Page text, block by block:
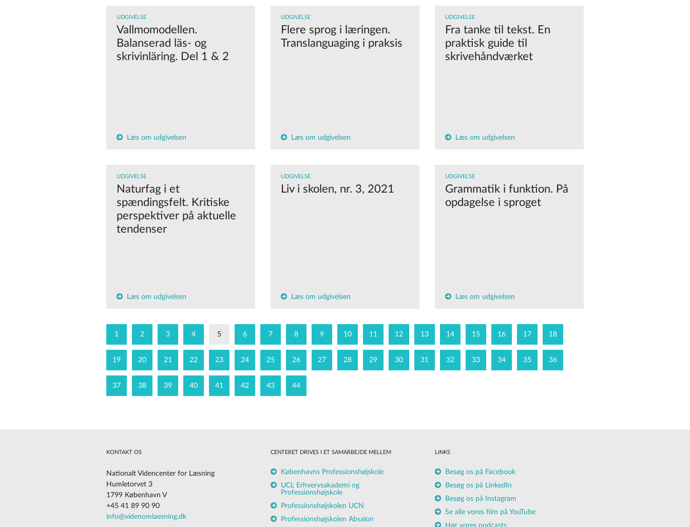
UDGIVELSE
Vallmomodellen.
Balanserad läs- og
skrivinläring. Del 1 & 2
Læs om udgivelsen
UDGIVELSE
Flere sprog i læringen.
Translanguaging i praksis
Læs om udgivelsen
UDGIVELSE
Fra tanke til tekst. En
praktisk guide til
skrivehåndværket
Læs om udgivelsen
UDGIVELSE
Naturfag i et
spændingsfelt. Kritiske
perspektiver på aktuelle
tendenser
Læs om udgivelsen
UDGIVELSE
Liv i skolen, nr. 3, 2021
Læs om udgivelsen
UDGIVELSE
Grammatik i funktion. På
opdagelse i sproget
Læs om udgivelsen
1 2 3 4 5 6 7 8 9 10 11 12 13 14 15 16 17 18
19 20 21 22 23 24 25 26 27 28 29 30 31 32 33 34 35 36
37 38 39 40 41 42 43 44
KONTAKT OS
Nationalt Videncenter for Læsning
Humletorvet 3
1799 København V
+45 41 89 90 90
info@videnomlaesning.dk
CENTERET DRIVES I ET SAMARBEJDE MELLEM
Københavns Professionshøjskole
UCL Erhvervsakademi og
Professionshøjskole
Professionshøjskolen UCN
Professionshøjskolen Absalon
LINKS
Besøg os på Facebook
Besøg os på LinkedIn
Besøg os på Instagram
Se alle vores film på YouTube
Cookies på vores website